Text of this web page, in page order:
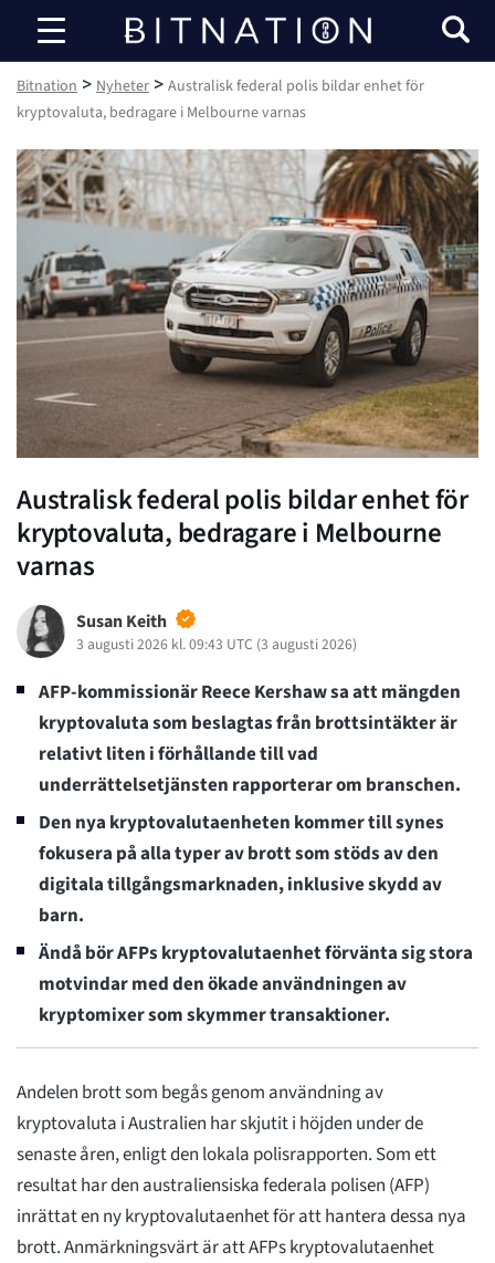
Bitnation
Bitnation > Nyheter > Australisk federal polis bildar enhet för
kryptovaluta, bedragare i Melbourne varnas
Australisk federal polis bildar enhet för
kryptovaluta, bedragare i Melbourne
varnas
Susan Keith
3 augusti 2026 kl. 09:43 UTC (3 augusti 2026)
AFP-kommissionär Reece Kershaw sa att mängden
kryptovaluta som beslagtas från brottsintäkter är
relativt liten i förhållande till vad
underrättelsetjänsten rapporterar om branschen.
Den nya kryptovalutaenheten kommer till synes
fokusera på alla typer av brott som stöds av den
digitala tillgångsmarknaden, inklusive skydd av
barn.
Ändå bör AFPs kryptovalutaenhet förvänta sig stora
motvindar med den ökade användningen av
kryptomixer som skymmer transaktioner.
Andelen brott som begås genom användning av
kryptovaluta i Australien har skjutit i höjden under de
senaste åren, enligt den lokala polisrapporten. Som ett
resultat har den australiensiska federala polisen (AFP)
inrättat en ny kryptovalutaenhet för att hantera dessa nya
brott. Anmärkningsvärt är att AFPs kryptovalutaenhet